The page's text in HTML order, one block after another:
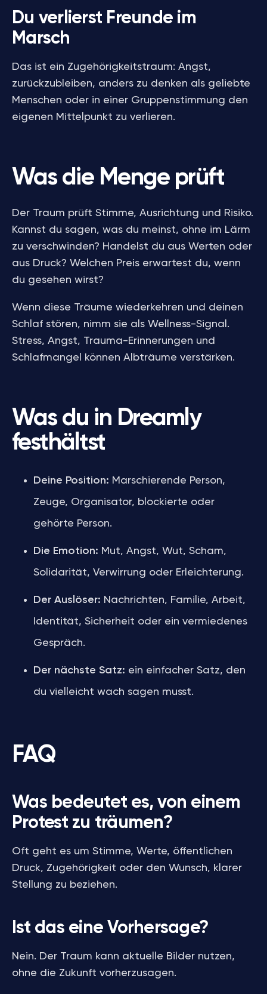
Du verlierst Freunde im
Marsch
Das ist ein Zugehörigkeitstraum: Angst,
zurückzubleiben, anders zu denken als geliebte
Menschen oder in einer Gruppenstimmung den
eigenen Mittelpunkt zu verlieren.
Was die Menge prüft
Der Traum prüft Stimme, Ausrichtung und Risiko.
Kannst du sagen, was du meinst, ohne im Lärm
zu verschwinden? Handelst du aus Werten oder
aus Druck? Welchen Preis erwartest du, wenn
du gesehen wirst?
Wenn diese Träume wiederkehren und deinen
Schlaf stören, nimm sie als Wellness-Signal.
Stress, Angst, Trauma-Erinnerungen und
Schlafmangel können Albträume verstärken.
Was du in Dreamly
festhältst
Deine Position: Marschierende Person,
Zeuge, Organisator, blockierte oder
gehörte Person.
Die Emotion: Mut, Angst, Wut, Scham,
Solidarität, Verwirrung oder Erleichterung.
Der Auslöser: Nachrichten, Familie, Arbeit,
Identität, Sicherheit oder ein vermiedenes
Gespräch.
Der nächste Satz: ein einfacher Satz, den
du vielleicht wach sagen musst.
FAQ
Was bedeutet es, von einem
Protest zu träumen?
Oft geht es um Stimme, Werte, öffentlichen
Druck, Zugehörigkeit oder den Wunsch, klarer
Stellung zu beziehen.
Ist das eine Vorhersage?
Nein. Der Traum kann aktuelle Bilder nutzen,
ohne die Zukunft vorherzusagen.